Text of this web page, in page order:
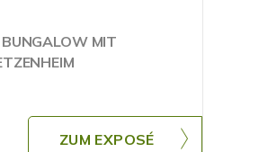
MIT
ZUM EXPOSÉ